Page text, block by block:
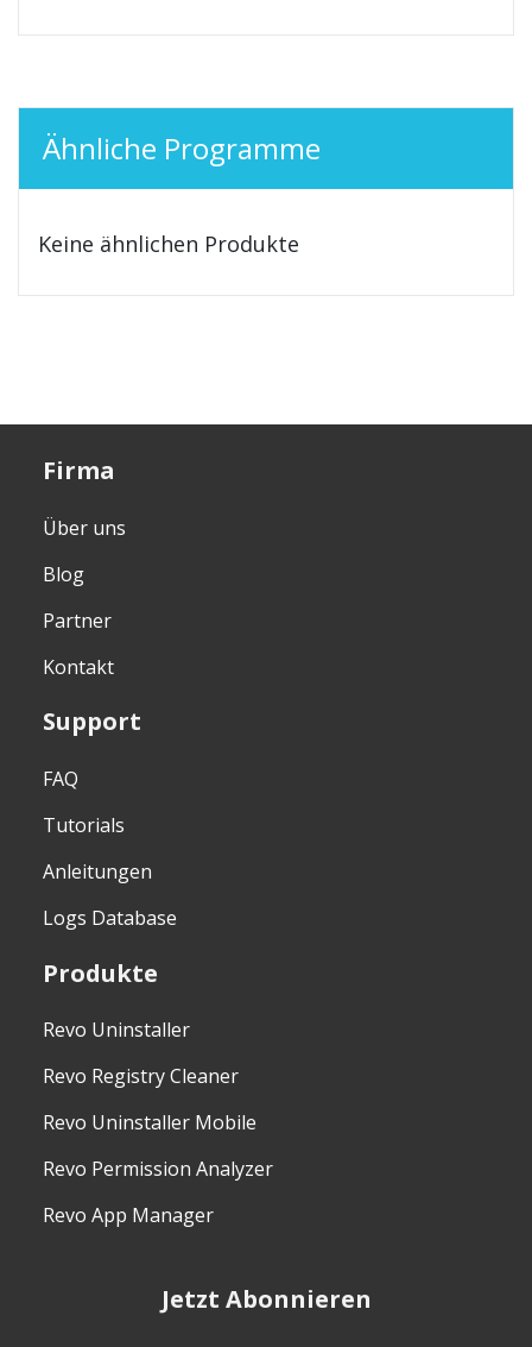
Ähnliche Programme
Keine ähnlichen Produkte
Firma
Über uns
Blog
Partner
Kontakt
Support
FAQ
Tutorials
Anleitungen
Logs Database
Produkte
Revo Uninstaller
Revo Registry Cleaner
Revo Uninstaller Mobile
Revo Permission Analyzer
Revo App Manager
Jetzt Abonnieren